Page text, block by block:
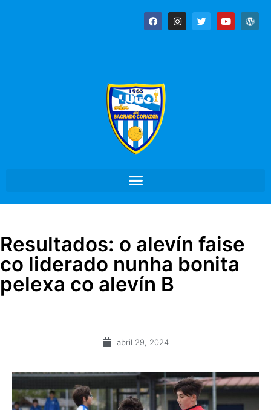
Resultados: o alevín faise
co liderado nunha bonita
pelexa co alevín B
abril 29, 2024